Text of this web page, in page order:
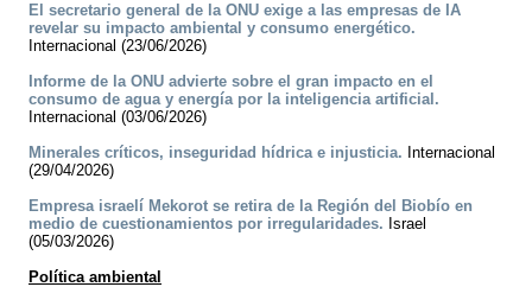
El secretario general de la ONU exige a las empresas de IA
revelar su impacto ambiental y consumo energético.
Internacional (23/06/2026)
Informe de la ONU advierte sobre el gran impacto en el
consumo de agua y energía por la inteligencia artificial.
Internacional (03/06/2026)
Minerales críticos, inseguridad hídrica e injusticia. Internacional
(29/04/2026)
Empresa israelí Mekorot se retira de la Región del Biobío en
medio de cuestionamientos por irregularidades. Israel
(05/03/2026)
Política ambiental